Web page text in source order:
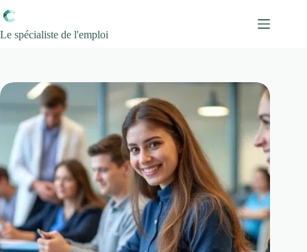
au
contenu
Le spécialiste de l'emploi